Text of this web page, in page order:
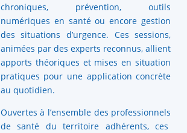
chroniques, prévention, outils
numériques en santé ou encore gestion
des situations d’urgence. Ces sessions,
animées par des experts reconnus, allient
apports théoriques et mises en situation
pratiques pour une application concrète
au quotidien.
Ouvertes à l’ensemble des professionnels
de santé du territoire adhérents, ces